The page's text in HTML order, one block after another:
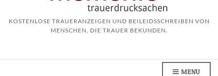
KOSTENLOSE TRAUERANZEIGEN UND BEILEIDSSCHREIBEN VON
MENSCHEN, DIE TRAUER BEKUNDEN.
MENU